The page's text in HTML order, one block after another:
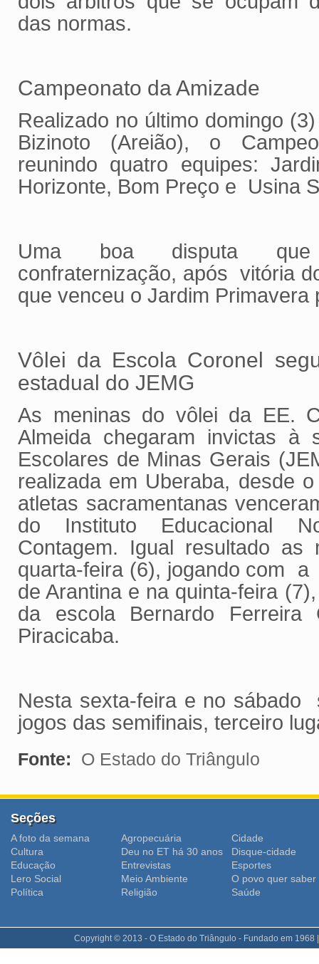
das normas.
Campeonato da Amizade
Realizado no último domingo
Bizinoto (Areião), o
reunindo quatro equipes:
Horizonte, Bom Preço e Usina
Uma boa disputa
confraternização, após vitória
que venceu o Jardim Primavera
Vôlei da Escola Coronel
estadual do JEMG
As meninas do vôlei da EE.
Almeida chegaram invictas à
Escolares de Minas Gerais
realizada em Uberaba, desde
atletas sacramentanas
do Instituto Educacional
Contagem. Igual resultado as
quarta-feira (6), jogando com
de Arantina e na quinta-feira
da escola Bernardo Ferreira
Piracicaba.
Nesta sexta-feira e no sábado
jogos das semifinais, terceiro
Fonte: O Estado do Triângulo
Seções
A foto da semana Agropecuária
Cidade
Cultura
Deu no ET há 30 anos
Disque-cidade
Educação
Entrevistas
Esportes
Lero Social
Meio Ambiente
O povo quer saber
Polí­tica
Religião Saúde
Copyright © 2013 - O Estado do Triângulo - Fundado em